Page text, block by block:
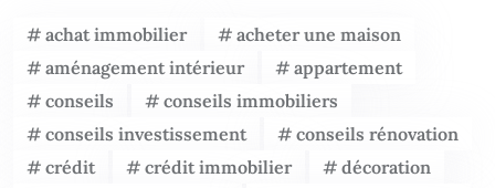
achat immobilier
acheter une maison
aménagement intérieur
appartement
conseils
conseils immobiliers
conseils investissement
conseils rénovation
crédit
crédit immobilier
décoration